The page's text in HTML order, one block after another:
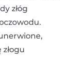
złóg